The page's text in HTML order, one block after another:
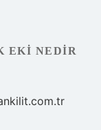
EKI NEDIR